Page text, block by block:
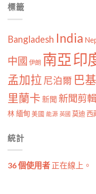
標籤
Bangladesh India
中國 伊朗 南亞印
孟加拉 尼泊爾 巴
里蘭卡 新聞 新聞剪輯
林 緬甸 美國 能源 英國 莫迪 西
統計
36 個使用者 正在線上。